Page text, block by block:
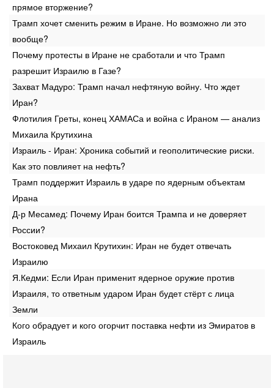
прямое вторжение?
Трамп хочет сменить режим в Иране. Но возможно ли это
вообще?
Почему протесты в Иране не сработали и что Трамп
разрешит Израилю в Газе?
Захват Мадуро: Трамп начал нефтяную войну. Что ждет
Иран?
Флотилия Греты, конец ХАМАСа и война с Ираном — анализ
Михаила Крутихина
Израиль - Иран: Хроника событий и геополитические риски.
Как это повлияет на нефть?
Трамп поддержит Израиль в ударе по ядерным объектам
Ирана
Д-р Месамед: Почему Иран боится Трампа и не доверяет
России?
Востоковед Михаил Крутихин: Иран не будет отвечать
Израилю
Я.Кедми: Если Иран применит ядерное оружие против
Израиля, то ответным ударом Иран будет стёрт с лица
Земли
Кого обрадует и кого огорчит поставка нефти из Эмиратов в
Израиль